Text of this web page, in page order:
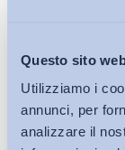
Questo sito
Utilizziamo i
annunci, per
analizzare il